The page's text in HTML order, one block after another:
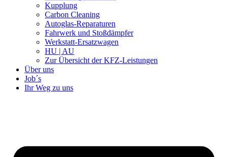
Kupplung
Carbon Cleaning
Autoglas-Reparaturen
Fahrwerk und Stoßdämpfer
Werkstatt-Ersatzwagen
HU | AU
Zur Übersicht der KFZ-Leistungen
Über uns
Job´s
Ihr Weg zu uns